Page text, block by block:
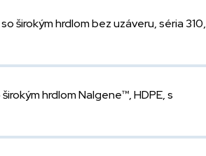
širokým hrdlom bez uzáveru, séria 310,
hrdlom Nalgene™, HDPE, s